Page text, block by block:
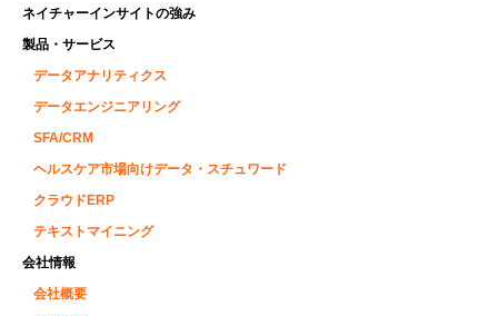
ネイチャーインサイトの強み
製品・サービス
データアナリティクス
データエンジニアリング
SFA/CRM
ヘルスケア市場向けデータ・スチュワード
クラウドERP
テキストマイニング
会社情報
会社概要